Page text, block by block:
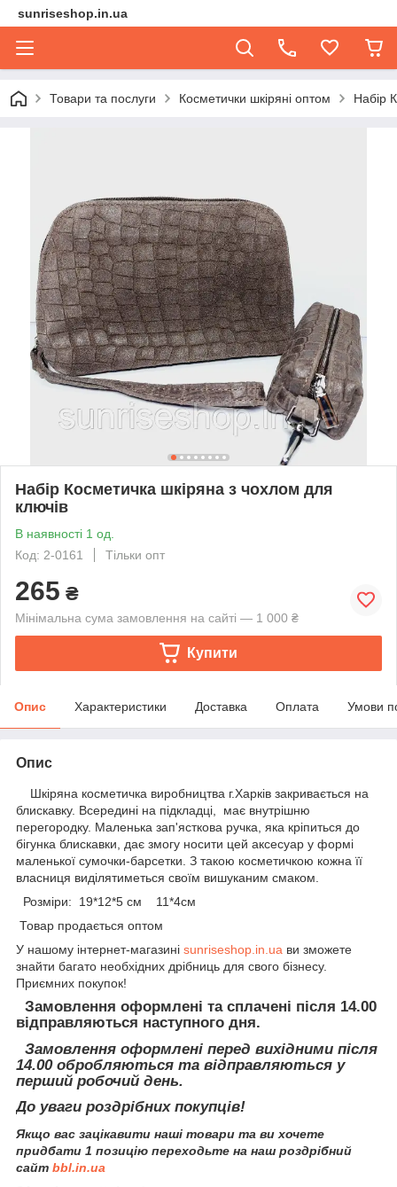
sunriseshop.in.ua
Товари та послуги Косметички шкіряні оптом Набір
Набір Косметичка шкіряна з чохлом для
ключів
В наявності 1 од.
Код: 2-0161
Тільки опт
265 ₴
Мінімальна сума замовлення на сайті — 1 000 ₴
Купити
Опис Характеристики Доставка Оплата Умови
Опис
Шкіряна косметичка виробництва г.Харків закривається на
блискавку. Всередині на підкладці, має внутрішню
перегородку. Маленька зап'ясткова ручка, яка кріпиться до
бігунка блискавки, дає змогу носити цей аксесуар у формі
маленької сумочки-барсетки. З такою косметичкою кожна її
власниця виділятиметься своїм вишуканим смаком.
Розміри: 19*12*5 см 11*4см
Товар продається оптом
У нашому інтернет-магазині sunriseshop.in.ua ви зможете
знайти багато необхідних дрібниць для свого бізнесу.
Приємних покупок!
Замовлення оформлені та сплачені після 14.00
відправляються наступного дня.
Замовлення оформлені перед вихідними після
14.00 обробляються та відправляються у
перший робочий день.
До уваги роздрібних покупців!
Якщо вас зацікавити наші товари та ви хочете
придбати 1 позицію переходьте на наш роздрібний
сайт bbl.in.ua